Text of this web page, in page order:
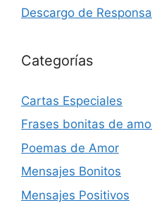
Descargo de
Categorías
Cartas Especiales
Frases bonitas de
Poemas de Amor
Mensajes Bonitos
Mensajes Positivos